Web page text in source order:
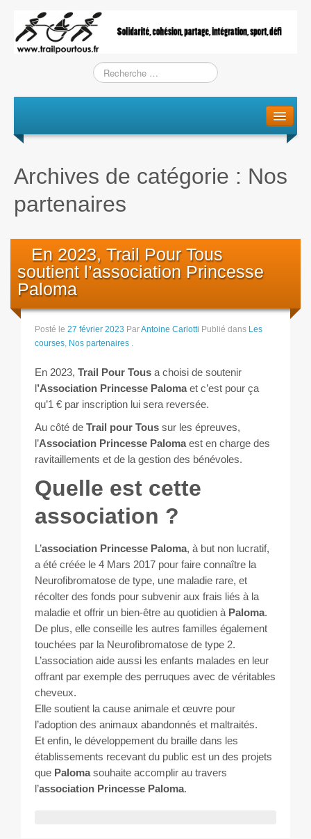
L’Association
L’équipe
Training / Courses
Entraînements
Les courses
Rugby Riviera Fauteuil
On parle de nous
Partenaires & remerciements
Partenaires
Remerciements
Archives de catégorie : Nos
partenaires
En 2023, Trail Pour Tous
soutient l’association Princesse
Paloma
Posté le 27 février 2023 ParAntoine Carlotti Publié dans Les
courses, Nos partenaires .
En 2023, Trail Pour Tous a choisi de soutenir
l’Association Princesse Palomaet c’est pour ça
qu’1 € par inscription lui sera reversée.
Au côté de Trail pour Tous sur les épreuves,
l’Association Princesse Palomaest en charge des
ravitaillements et de la gestion des bénévoles.
Quelle est cette
association ?
L’association Princesse Paloma, à but non lucratif,
a été créée le 4 Mars 2017 pour faire connaître la
Neurofibromatose de type, une maladie rare, et
récolter des fonds pour subvenir aux frais liés à la
maladie et offrir un bien-être au quotidien à Paloma.
De plus, elle conseille les autres familles également
touchées par la Neurofibromatose de type 2.
L’association aide aussi les enfants malades en leur
offrant par exemple des perruques avec de véritables
cheveux.
Elle soutient la cause animale et œuvre pour
l’adoption des animaux abandonnés et maltraités.
Et enfin, le développement du braille dans les
établissements recevant du public est un des projets
que Palomasouhaite accomplir au travers
l’association Princesse Paloma.